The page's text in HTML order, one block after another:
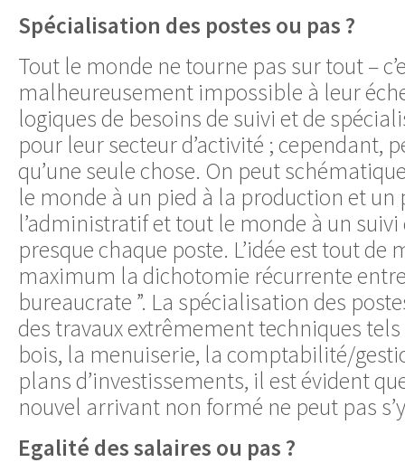
Spécialisation des postes ou pas ?
Tout le monde ne tourne pas sur tout –
malheureusement impossible à leur
logiques de besoins de suivi et de
pour leur secteur d’activité ; cependant,
qu’une seule chose. On peut
le monde à un pied à la production et un
l’administratif et tout le monde à un
presque chaque poste. L’idée est tout de
maximum la dichotomie récurrente
bureaucrate ”. La spécialisation des
des travaux extrêmement techniques
bois, la menuiserie, la comptabilité/
plans d’investissements, il est évident
nouvel arrivant non formé ne peut pas
Egalité des salaires ou pas ?